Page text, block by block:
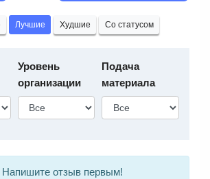
Лучшие Худшие Со статусом
Уровень
организации
Подача
материала
Напишите отзыв первым!